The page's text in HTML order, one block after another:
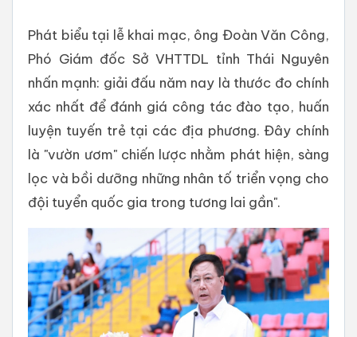
Phát biểu tại lễ khai mạc, ông Đoàn Văn Công,
Phó Giám đốc Sở VHTTDL tỉnh Thái Nguyên
nhấn mạnh: giải đấu năm nay là thước đo chính
xác nhất để đánh giá công tác đào tạo, huấn
luyện tuyến trẻ tại các địa phương. Đây chính
là "vườn ươm" chiến lược nhằm phát hiện, sàng
lọc và bồi dưỡng những nhân tố triển vọng cho
đội tuyển quốc gia trong tương lai gần".